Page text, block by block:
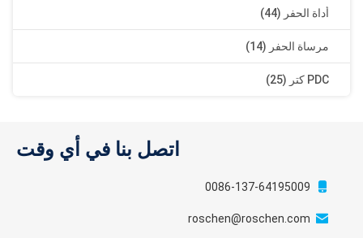
أداة الحفر (44)
مرساة الحفر (14)
PDC كتر (25)
اتصل بنا في أي وقت
0086-137-64195009
roschen@roschen.com